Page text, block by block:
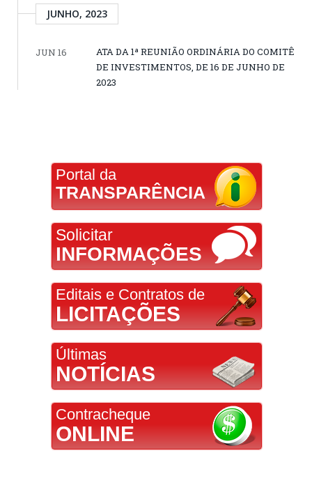
JUNHO, 2023
JUN 16
ATA DA 1ª REUNIÃO ORDINÁRIA DO COMITÊ
DE INVESTIMENTOS, DE 16 DE JUNHO DE
2023
Portal da
TRANSPARÊNCIA
Solicitar
INFORMAÇÕES
Editais e Contratos de
LICITAÇÕES
Últimas
NOTÍCIAS
Contracheque
ONLINE